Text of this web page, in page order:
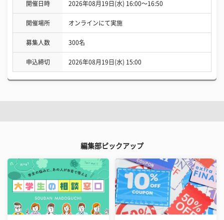
開催日時 2026年08月19日(水) 16:00〜16:50
開催場所 オンラインにて実施
募集人数 300名
申込締切 2026年08月19日(水) 15:00
編集部ピックアップ